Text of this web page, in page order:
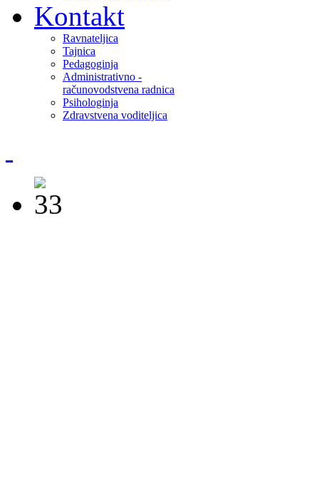
Kontakt
Ravnateljica
Tajnica
Pedagoginja
Administrativno -
računovodstvena radnica
Psihologinja
Zdravstvena voditeljica